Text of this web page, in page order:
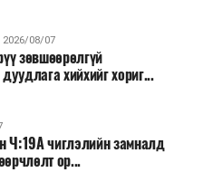
төрийн албан
ажиллуулах арга
болголоо.
эдийн засгийн нөхцөл
сулруулах юм.
2026/08/07
зөвшөөрөлгүй
хийхийг хориг...
Ч:19А чиглэлийн замналд
ор...